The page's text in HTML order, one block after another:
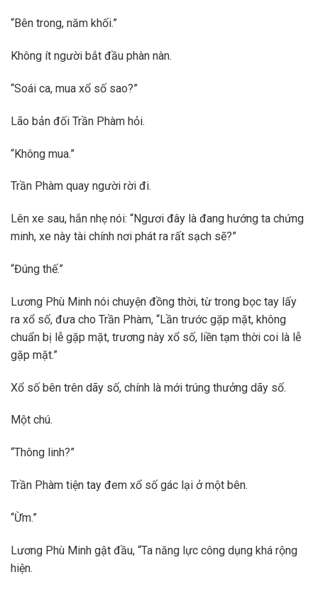
“Bên trong, năm khối.”
Không ít người bắt đầu phàn nàn.
“Soái ca, mua xổ số sao?”
Lão bản đối Trần Phàm hỏi.
“Không mua.”
Trần Phàm quay người rời đi.
Lên xe sau, hắn nhẹ nói: “Ngươi đây là đang hướng ta chứng
minh, xe này tài chính nơi phát ra rất sạch sẽ?”
“Đúng thế.”
Lương Phù Minh nói chuyện đồng thời, từ trong bọc tay lấy
ra xổ số, đưa cho Trần Phàm, “Lần trước gặp mặt, không
chuẩn bị lễ gặp mặt, trương này xổ số, liền tạm thời coi là lễ
gặp mặt.”
Xổ số bên trên dãy số, chính là mới trúng thưởng dãy số.
Một chú.
“Thông linh?”
Trần Phàm tiện tay đem xổ số gác lại ở một bên.
“Ừm.”
Lương Phù Minh gật đầu, “Ta năng lực công dụng khá rộng
hiện.